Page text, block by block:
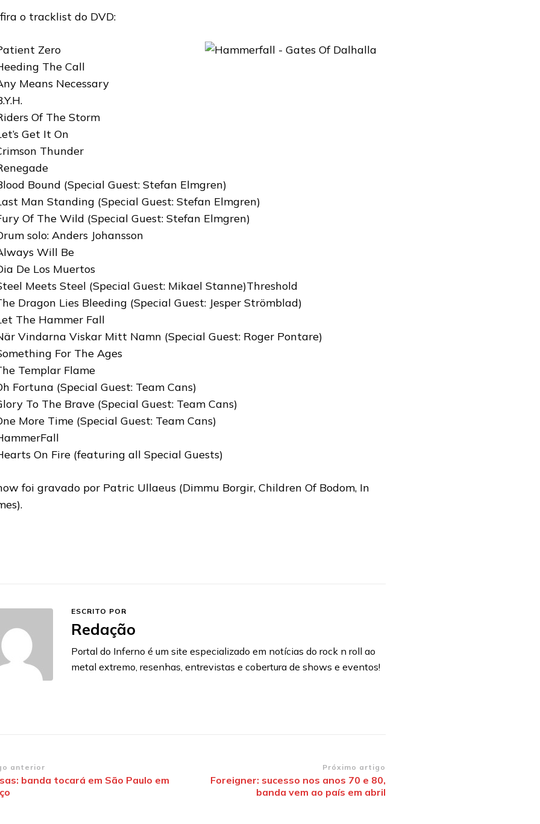
o tracklist do DVD:
Zero
The Call
Means Necessary
Of The Storm
Get It On
Thunder
Bound (Special Guest: Stefan Elmgren)
Man Standing (Special Guest: Stefan Elmgren)
Of The Wild (Special Guest: Stefan Elmgren)
solo: Anders Johansson
Will Be
De Los Muertos
Meets Steel (Special Guest: Mikael Stanne)Threshold
Dragon Lies Bleeding (Special Guest: Jesper Strömblad)
The Hammer Fall
Vindarna Viskar Mitt Namn (Special Guest: Roger Pontare)
For The Ages
Templar Flame
Fortuna (Special Guest: Team Cans)
To The Brave (Special Guest: Team Cans)
More Time (Special Guest: Team Cans)
On Fire (featuring all Special Guests)
foi gravado por Patric Ullaeus (Dimmu Borgir, Children Of Bodom, In
ESCRITO POR
Redação
Portal do Inferno é um site especializado em notícias do rock n roll ao
metal extremo, resenhas, entrevistas e cobertura de shows e eventos!
anterior
banda tocará em São Paulo em
Próximo artigo
Foreigner: sucesso nos anos 70 e 80,
banda vem ao país em abril